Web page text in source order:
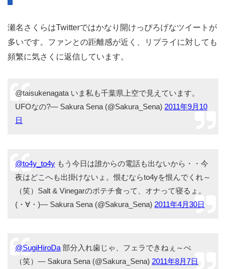
瀬名さくらはTwitterではかなり開けっぴろげなツイートが
多いです。ファンとの距離感が近く、リプライに対しても
頻繁に気さくに返信しています。
@taisukenagata いま私も千葉県上空で見えています。
UFOなの?— Sakura Sena (@Sakura_Sena) 2011年9月10
日
@to4y_to4y もう今日は誰からの電話も出ないから・・今
夜はどこへも出掛けないょ。恨むならto4yを恨んでくれ～
（笑）Salt & Vinegarのポテチ食って、オナって寝るょ。
(・∀・)— Sakura Sena (@Sakura_Sena) 2011年4月30日
@SugiHiroDa 部分入れ歯じゃ、フェラできねぇ～べ
（笑）— Sakura Sena (@Sakura_Sena) 2011年8月7日